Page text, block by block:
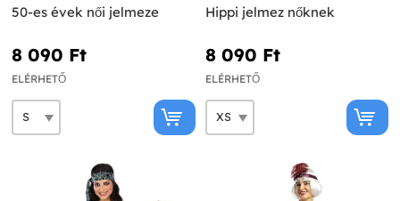
50-es évek női jelmeze
8 090 Ft‎
ELÉRHETŐ
Hippi jelmez nőknek
8 090 Ft‎
ELÉRHETŐ